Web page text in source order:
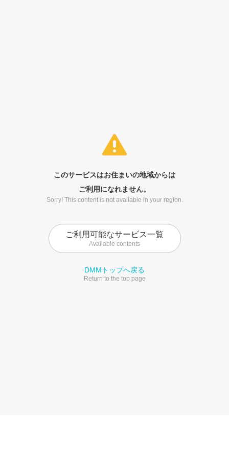
このサービスはお住まいの地域からは
ご利用になれません。
Sorry! This content is not available in your region.
ご利用可能なサービス一覧
Available contents
DMMトップへ戻る
Return to the top page